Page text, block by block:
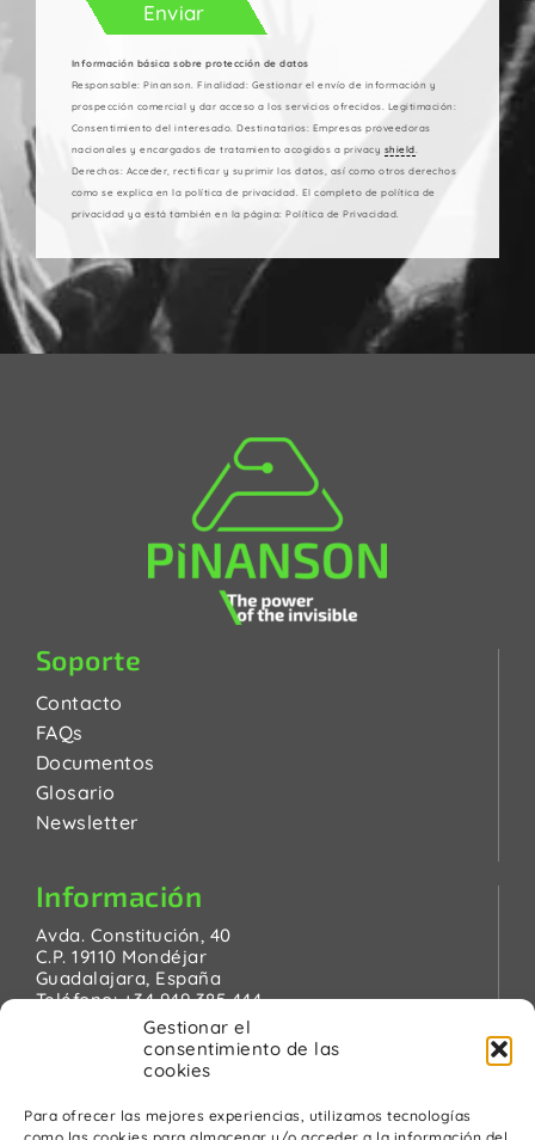
Gestionar el
consentimiento de las
cookies
Para ofrecer las mejores experiencias, utilizamos tecnologías
Información básica sobre protección de datos
Responsable: Pinanson. Finalidad: Gestionar el envío de información y
prospección comercial y dar acceso a los servicios ofrecidos. Legitimación:
Consentimiento del interesado. Destinatarios: Empresas proveedoras
nacionales y encargados de tratamiento acogidos a privacy shield.
Derechos: Acceder, rectificar y suprimir los datos, así como otros derechos
como se explica en la política de privacidad. El completo de política de
privacidad ya está también en la página: Política de Privacidad.
Soporte
Contacto
FAQs
Documentos
Glosario
Newsletter
Información
Avda. Constitución, 40
C.P. 19110 Mondéjar
Guadalajara, España
Teléfono:+34 949 385 444
pinanson@pinanson.eu